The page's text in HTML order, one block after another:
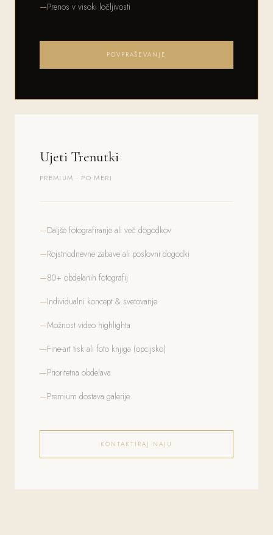
Prenos v visoki ločljivosti
POVPRAŠEVANJE
Ujeti Trenutki
PREMIUM · PO MERI
Daljše fotografiranje ali več dogodkov
Rojstnodnevne zabave ali poslovni dogodki
80+ obdelanih fotografij
Individualni koncept & svetovanje
Možnost video highlighta
Fine-art tisk ali foto knjiga (opcijsko)
Prioritetna obdelava
Premium dostava galerije
KONTAKTIRAJ NAJU